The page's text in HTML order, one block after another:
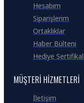
Hesabım
Siparişlerim
Ortaklıklar
Haber Bülteni
Hediye
MÜŞTERI HIZMETLERI
İletişim